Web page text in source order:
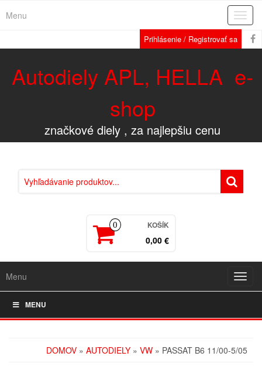
Menu
Prihlásenie / Registrovať sa
Autodiely APL, HELLA e-
shop
značkové diely , za najlepšiu cenu
0 KOŠÍK
0,00 €
Menu
MENU
DOMOV » AUTODIELY » VW » PASSAT B6 11/00-5/05